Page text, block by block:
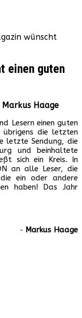
wünscht
einen guten
Markus Haage
Lesern einen guten
übrigens die letzten
letzte Sendung, die
und beinhaltete
sich ein Kreis. In
an alle Leser, die
ein oder andere
haben! Das Jahr
‐ Markus Haage